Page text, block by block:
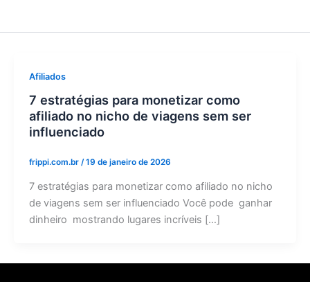
Afiliados
7 estratégias para monetizar como
afiliado no nicho de viagens sem ser
influenciado
frippi.com.br /19 de janeiro de 2026
7 estratégias para monetizar como afiliado no nicho
de viagens sem ser influenciado Você pode ganhar
dinheiro mostrando lugares incríveis […]